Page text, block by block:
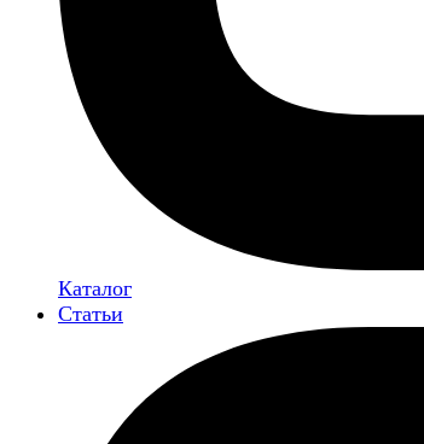
Каталог
Статьи